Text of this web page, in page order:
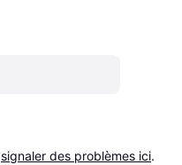
signaler des problèmes ici.